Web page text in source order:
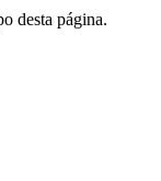
desta página.